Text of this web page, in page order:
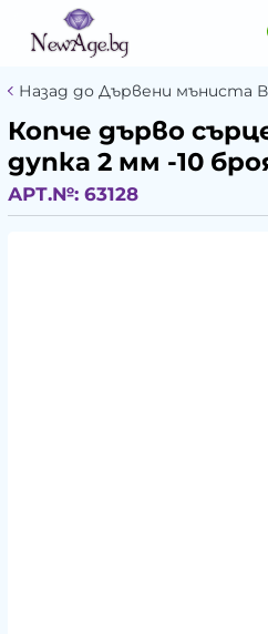
Назад до Дървени мъниста
Копче дърво
дупка 2 мм -10
АРТ.№: 63128